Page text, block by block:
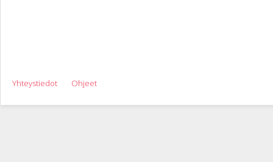
Yhteystiedot Ohjeet